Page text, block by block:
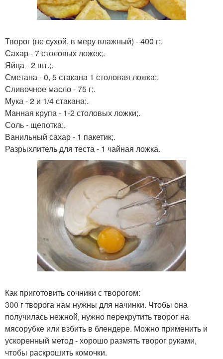
Творог (не сухой, в меру влажный) - 400 г;.
Сахар - 7 столовых ложек;.
Яйца - 2 шт.;.
Сметана - 0, 5 стакана 1 столовая ложка;.
Сливочное масло - 75 г;.
Мука - 2 и 1/4 стакана;.
Манная крупа - 1-2 столовых ложки;.
Соль - щепотка;.
Ванильный сахар - 1 пакетик;.
Разрыхлитель для теста - 1 чайная ложка.
Как приготовить сочники с творогом:
300 г творога нам нужны для начинки. Чтобы она
получилась нежной, нужно перекрутить творог на
мясорубке или взбить в блендере. Можно применить и
ускоренный метод - хорошо размять творог руками,
чтобы раскрошить комочки.